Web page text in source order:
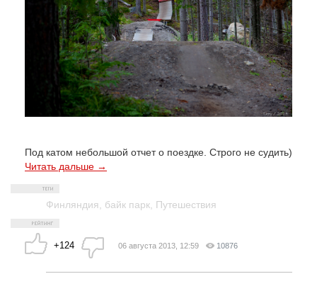
Под катом небольшой отчет о поездке. Строго не судить)
Читать дальше →
Финляндия байк парк Путешествия
+124 06 августа 2013, 12:59 10876